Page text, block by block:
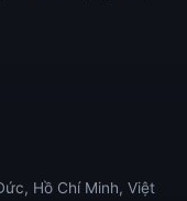
Hồ Chí Minh, Việt